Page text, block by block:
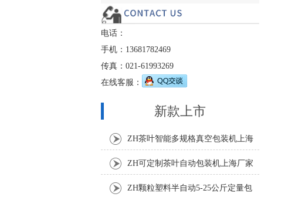
电话：
手机：13681782469
传真：021-61993269
在线客服：
新款上市
ZH茶叶智能多规格真空包装机上海
厂家 ZH可定制茶叶自动包装机上海厂家
ZH颗粒塑料半自动5-25公斤定量包